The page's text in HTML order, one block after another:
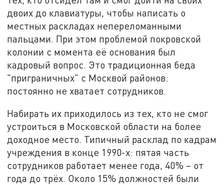
двоих до клавиатуры, чтобы написать о
местных раскладах непереломанными
пальцами. При этом проблемой покровской
колонии с момента её основания был
кадровый вопрос. Это традиционная беда
"приграничных" с Москвой районов:
постоянно не хватает сотрудников.
Набирать их приходилось из тех, кто не смог
устроиться в Московской области на более
доходное место. Типичный расклад по кадрам
учреждения в конце 1990-х: пятая часть
сотрудников работает менее года, 40% – от
года до трёх. Около 15% должностей были